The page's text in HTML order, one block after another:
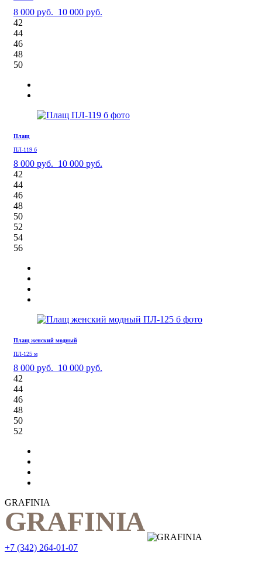
8 000 руб. 10 000 руб.
42
44
46
48
50
Плащ
ПЛ-119 б
8 000 руб. 10 000 руб.
42
44
46
48
50
52
54
56
Плащ женский модный
ПЛ-125 м
8 000 руб. 10 000 руб.
42
44
46
48
50
52
GRAFINIA
+7 (342) 264-01-07